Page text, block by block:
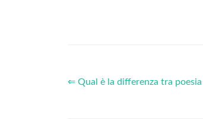
⇐ Qual è la differenza tra poesia